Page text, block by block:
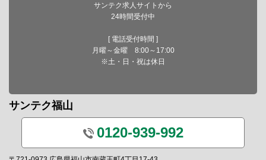
サンテク求人サイトから
24時間受付中
[ 電話受付時間 ]
月曜～金曜 8:00～17:00
※土・日・祝は休日
サンテク福山
0120-939-992